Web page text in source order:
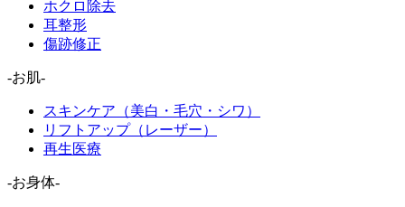
ホクロ除去
耳整形
傷跡修正
-お肌-
スキンケア（美白・毛穴・シワ）
リフトアップ（レーザー）
再生医療
-お身体-